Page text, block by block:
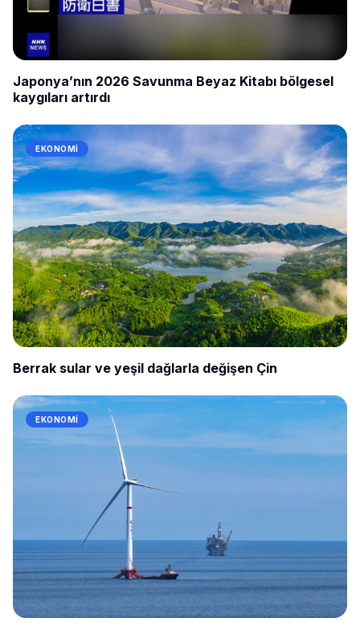
Japonya’nın 2026 Savunma Beyaz Kitabı bölgesel
kaygıları artırdı
EKONOMI
Berrak sular ve yeşil dağlarla değişen Çin
EKONOMI